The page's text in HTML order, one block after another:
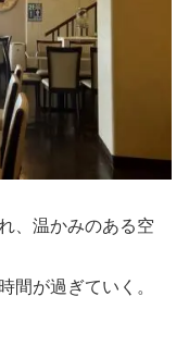
、温かみのある空
間が過ぎていく。